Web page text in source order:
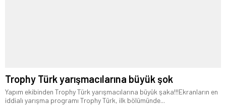
Trophy Türk yarışmacılarına büyük şok
Yapım ekibinden Trophy Türk yarışmacılarına büyük şaka!!!Ekranların en
iddialı yarışma programı Trophy Türk, ilk bölümünde...